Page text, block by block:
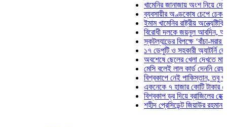
খামেনির জানাজায় অংশ নিয়ে দেশে
ব্যবসায়ীর অণ্ডকোষ চেপে চেক-
ইমাম খামেনির রাষ্ট্রীয়
বিরোধী দলকে জয়নুল আবদিন,
স্কটল্যান্ডের বিপক্ষে ‘বাঁচা-মরার
১৭ ডেপুটি ও সহকারী অ্যাটর্নি
অবশেষে ছেলের খেলা দেখতে মাঠে
মেসি বলেই লাল কার্ড দেননি রেফারি!
বিশ্বকাপে নেই পাকিস্তান, তবু
একনেকে ৭ হাজার কোটি টাকার ৫
বিশ্বকাপ ড্র দিয়ে ব্রাজিলের হেক্সা
শহীদ প্রেসিডেন্ট জিয়াউর রহমান